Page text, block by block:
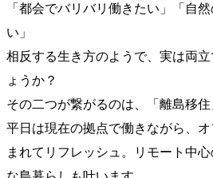
「都会でバリバリ働きたい」「自
い」
相反する生き方のようで、実は両
ょうか？
その二つが繋がるのは、「離島移住
平日は現在の拠点で働きながら、
まれてリフレッシュ。リモート中